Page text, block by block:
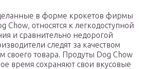
в форме крокетов фирмы
Chow, относятся к легкодоступной
и сравнительно недорогой
следят за качеством
своего товара. Продуты Dog Chow
время сохраняют свои вкусовые